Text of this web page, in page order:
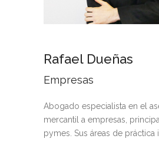
Rafael Dueñas
Empresas
Abogado especialista en el
mercantil a empresas,
pymes. Sus áreas de práctica